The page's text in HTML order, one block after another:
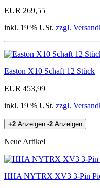
EUR 269,55
inkl. 19 % USt. zzgl.
Easton X10 Schaft 12 Stück
EUR 453,99
inkl. 19 % USt. zzgl.
+2 Anzeigen -2 Anzeigen
Neue Artikel
HHA NYTRX XV3 3-Pin